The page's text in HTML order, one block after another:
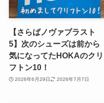
【さらばノヴァブラスト
5】次のシューズは前から
気になってたHOKAのクリ
フトン10！
2026年6月29日 2026年7月7日